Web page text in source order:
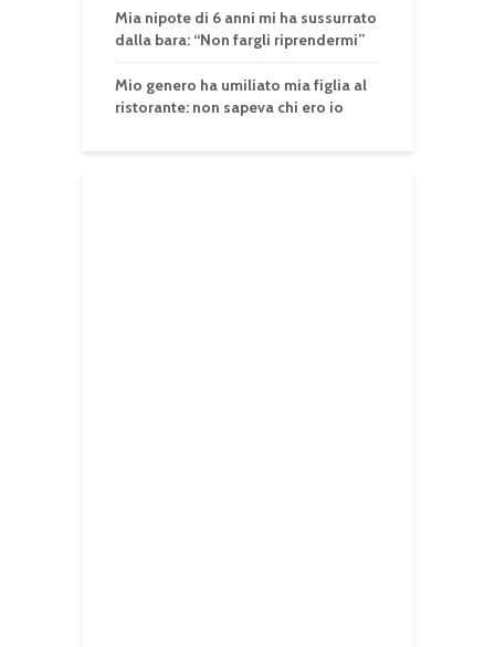
Mia nipote di 6 anni mi ha sussurrato
dalla bara: “Non fargli riprendermi”
Mio genero ha umiliato mia figlia al
ristorante: non sapeva chi ero io